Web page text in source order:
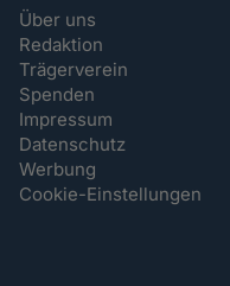
Über uns
Redaktion
Trägerverein
Spenden
Impressum
Datenschutz
Werbung
Cookie-Einstellungen